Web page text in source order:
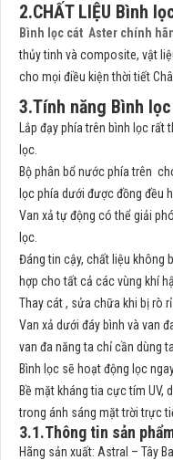
2.CHẤT LIỆU Bình
Bình lọc cát Aster chính
thủy tinh và composite, vật
cho mọi điều kiện thời tiết
3.Tính năng Bình
Lắp đạy phía trên bình lọc
lọc.
Bộ phân bổ nước phía trên
lọc phía dưới được đồng đều
Van xả tự động có thể giải
lọc.
Đáng tin cậy, chất liệu không
hợp cho tất cả các vùng khí
Thay cát , sửa chữa khi bị rò
Van xả dưới đáy bình và van
van đa năng ta chỉ cần dùng
Bình lọc sẽ hoạt động lọc
Bề mặt kháng tia cực tím
trong ánh sáng mặt trời trực
3.1.Thông tin sản
Hãng sản xuất: Astral – Tây